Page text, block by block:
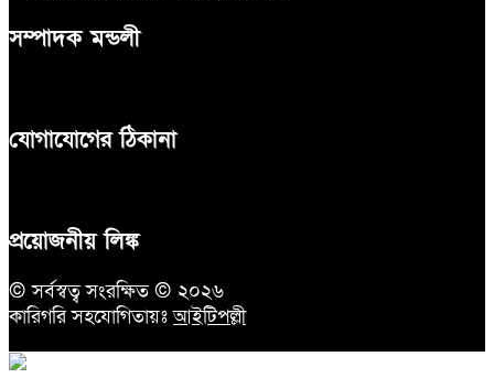
সম্পাদক মন্ডলী
যোগাযোগের ঠিকানা
প্রয়োজনীয় লিঙ্ক
© সর্বস্বত্ব সংরক্ষিত © ২০২৬
কারিগরি সহযোগিতায়ঃআইটিপল্লী